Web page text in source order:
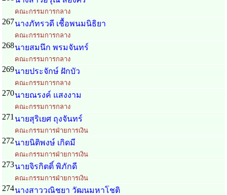
คณะกรรมการกลาง
267นางภัทรวดี เชื้อพนมนิธิยา
คณะกรรมการกลาง
268นายสมนึก พรมจันทร์
คณะกรรมการกลาง
269นายประจักษ์ ฝักบัว
คณะกรรมการกลาง
270นายณรงค์ แสงงาม
คณะกรรมการกลาง
271 นายสุริเยศ ถุงจันทร์
คณะกรรมการฝ่ายการเงิน
272นายนิติพงษ์ เกิดมี
คณะกรรมการฝ่ายการเงิน
273นายจิรกิตติ์ พิภักดี
คณะกรรมการฝ่ายการเงิน
274นางสาววณิชยา วัฒนมหาโชติ